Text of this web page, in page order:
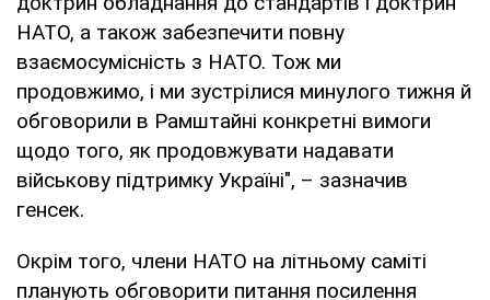
НАТО, а також забезпечити повну
взаємосумісність з НАТО. Тож ми
продовжимо, і ми зустрілися минулого тижня й
обговорили в Рамштайні конкретні вимоги
щодо того, як продовжувати надавати
військову підтримку Україні", – зазначив
генсек.
Окрім того, члени НАТО на літньому саміті
планують обговорити питання посилення